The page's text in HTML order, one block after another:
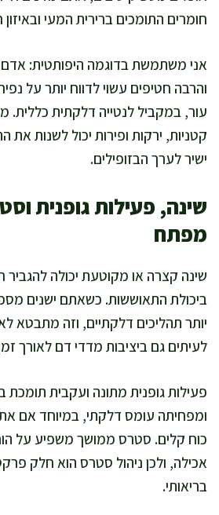
חומרים התומכים ברירית המעי ובאיזון
אני משתמשת בדוגמה היפותטית:
והרבה חטיפים עשוי לדווח יותר על
עור, במקביל לנטייה דלקתית כללית.
קטניות, ירקות ופירות יכול לשנות
ישיר לערך הבזופילים.
שינה, פעילות גופנית
מפתח
שינה קצרה או מקוטעת יכולה להגביר
ביכולת התאוששות. כשאתם ישנים
יותר תהליכים דלקתיים, וזה מתבטא
לעיתים גם ביציבות מדדי דם לאורך
פעילות גופנית מתונה ועקבית תומכת
ומפחיתה עומס דלקתי, במיוחד אם
כוח קלים. סטרס ממושך משפיע על
אכילה, ולכן ניהול סטרס הוא חלק
בריאותי.